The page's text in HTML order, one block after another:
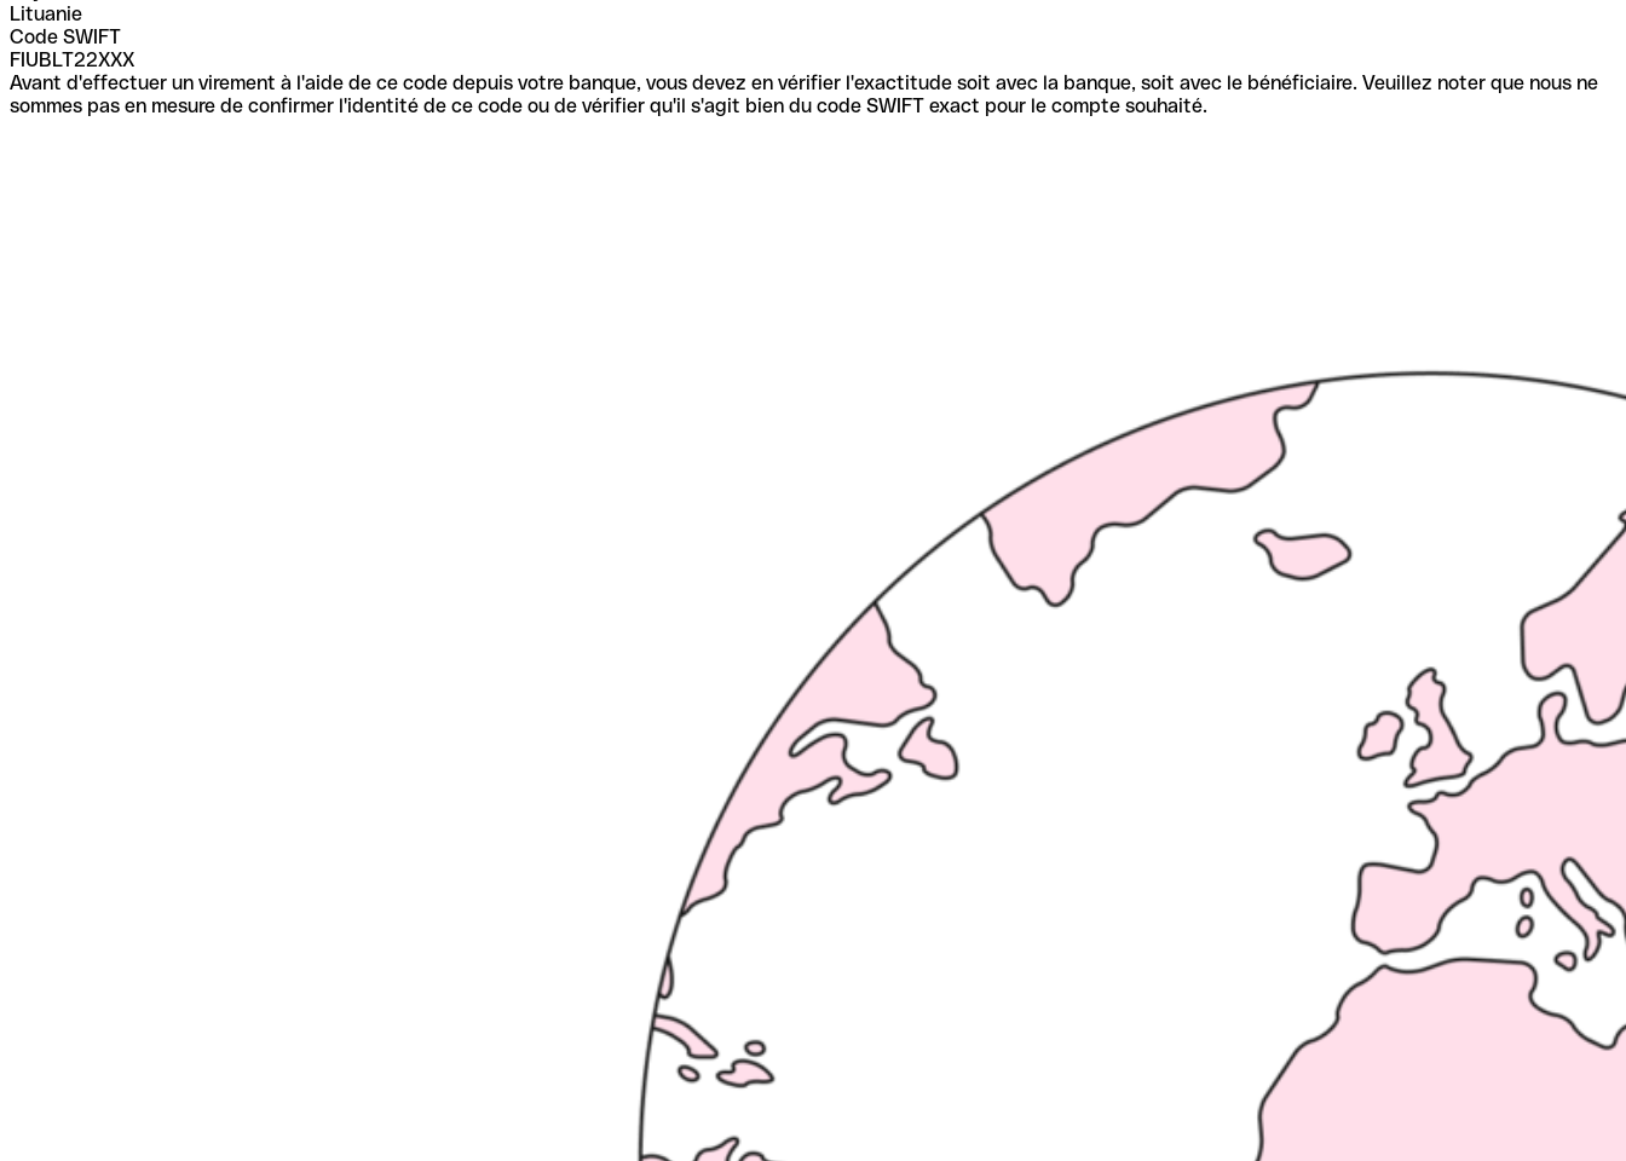
Lituanie
Code SWIFT
FIUBLT22XXX
Avant d'effectuer un virement à l'aide de ce code depuis votre banque, vous devez en vérifier l'exactitude soit avec la banque, soit avec le bénéficiaire. Veuillez noter que nous ne
sommes pas en mesure de confirmer l'identité de ce code ou de vérifier qu'il s'agit bien du code SWIFT exact pour le compte souhaité.